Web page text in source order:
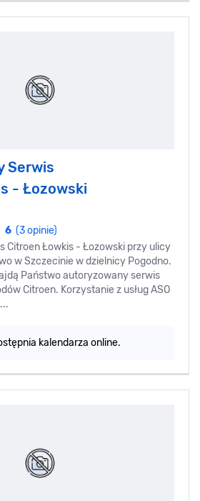
Serwis
- Łozowski
6 (3 opinie)
Citroen Łowkis - Łozowski przy ulicy
w Szczecinie w dzielnicy Pogodno.
Państwo autoryzowany serwis
Citroen. Korzystanie z usług ASO
kalendarza online.